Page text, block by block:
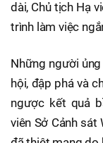
dài, Chủ tịch Hạ
trình làm việc
Những người
hội, đập phá và
ngược kết quả
viên Sở Cảnh